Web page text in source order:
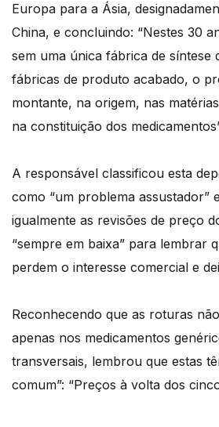
Europa para a Ásia,
China, e concluindo: “Nestes 30
sem uma única fábrica de síntese
fábricas de produto acabado, o
montante, na origem, nas
na constituição dos
A responsável classificou esta
como “um problema assustador”
igualmente as revisões de preço
“sempre em baixa” para lembrar
perdem o interesse comercial e
Reconhecendo que as roturas
apenas nos medicamentos
transversais, lembrou que estas
comum”: “Preços à volta dos